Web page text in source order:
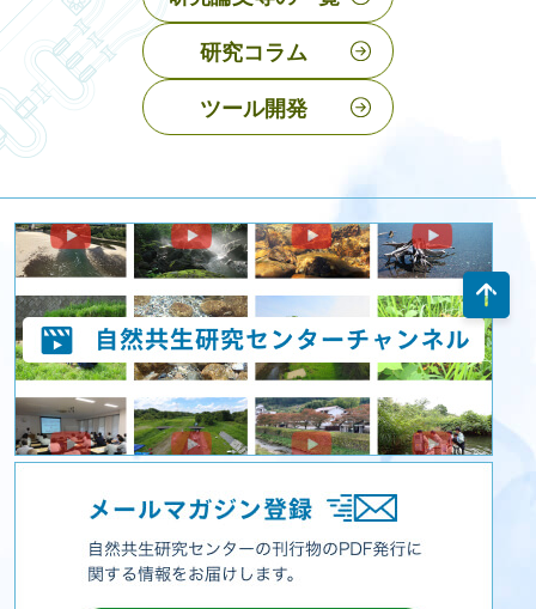
研究コラム
ツール開発